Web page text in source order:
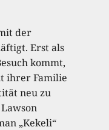
der
Erst als
kommt,
ihrer Familie
neu zu
„Kekeli“